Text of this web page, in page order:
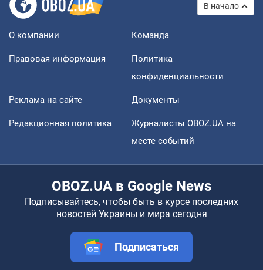
В начало
О компании Команда
Правовая информация
Политика
конфиденциальности
Реклама на сайте Документы
Редакционная политика
Журналисты OBOZ.UA на
месте событий
OBOZ.UA в Google News
Подписывайтесь, чтобы быть в курсе последних
новостей Украины и мира сегодня
Подписаться